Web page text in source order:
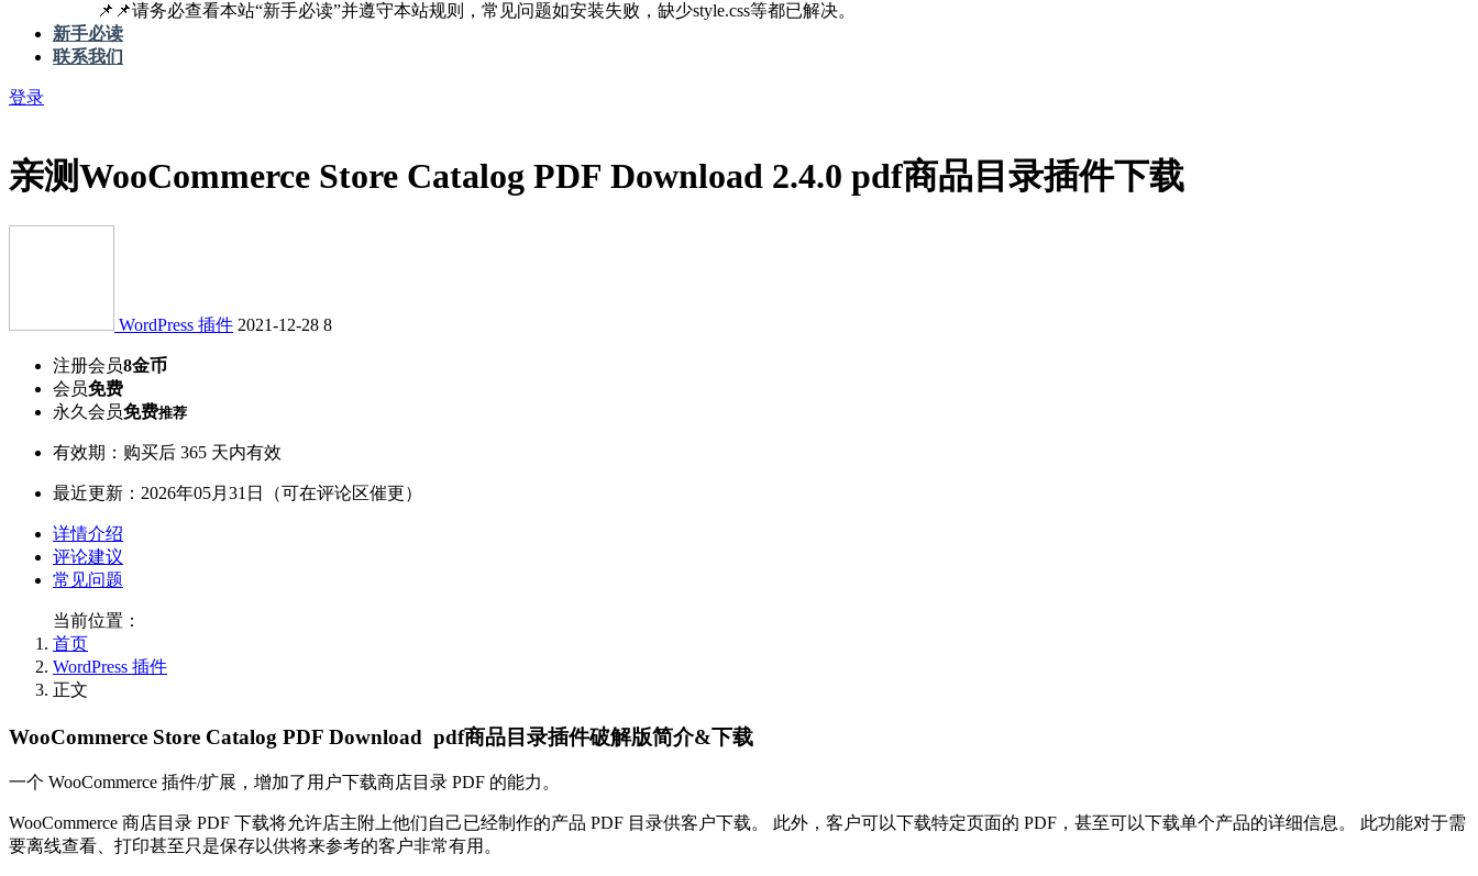
📌📌请务必查看本站“新手必读”并遵守本站规则，常见问题如安装失败，缺少style.css等都已解决。
新手必读
联系我们
登录
亲测WooCommerce Store Catalog PDF Download 2.4.0 pdf商品目录插件下载
WordPress 插件 2021-12-28 8
注册会员8金币
会员免费
永久会员免费推荐
有效期：购买后 365 天内有效
最近更新：2026年05月31日（可在评论区催更）
详情介绍
评论建议
常见问题
当前位置：
首页
WordPress 插件
正文
WooCommerce Store Catalog PDF Download pdf商品目录插件破解版简介&下载
一个 WooCommerce 插件/扩展，增加了用户下载商店目录 PDF 的能力。
WooCommerce 商店目录 PDF 下载将允许店主附上他们自己已经制作的产品 PDF 目录供客户下载。 此外，客户可以下载特定页面的 PDF，甚至可以下载单个产品的详细信息。 此功能对于需
要离线查看、打印甚至只是保存以供将来参考的客户非常有用。